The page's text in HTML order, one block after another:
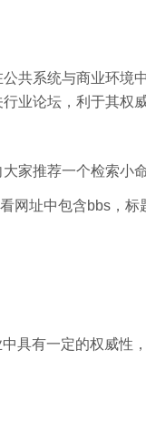
共系统与商业环境
业论坛，利于其权
家推荐一个检索小命
网址中包含bbs，标
具有一定的权威性